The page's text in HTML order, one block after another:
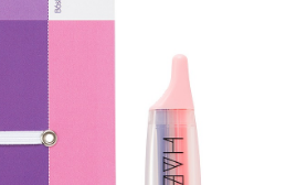
】
したいことを書く達成した